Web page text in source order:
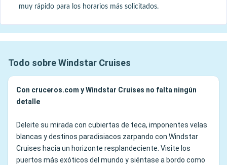
muy rápido para los horarios más solicitados.
Todo sobre Windstar Cruises
Con cruceros.com y Windstar Cruises no falta ningún
detalle
Deleite su mirada con cubiertas de teca, imponentes velas
blancas y destinos paradisiacos zarpando con Windstar
Cruises hacia un horizonte resplandeciente. Visite los
puertos más exóticos del mundo y siéntase a bordo como